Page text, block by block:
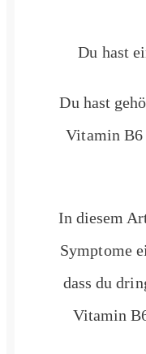
Du hast
Du hast
Vitamin B6
In diesem
Symptome
dass du
Vitamin